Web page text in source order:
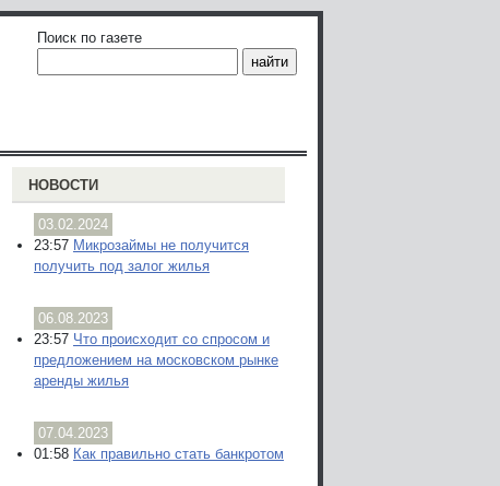
Поиск по газете
НОВОСТИ
03.02.2024
23:57 Микрозаймы не получится
получить под залог жилья
06.08.2023
23:57 Что происходит со спросом и
предложением на московском рынке
аренды жилья
07.04.2023
01:58 Как правильно стать банкротом